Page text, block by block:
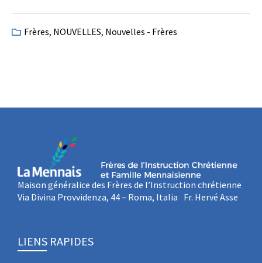
Frères, NOUVELLES, Nouvelles - Frères
Maison généralice des Frères de l’Instruction chrétienne
Via Divina Provvidenza, 44 – Roma, Italia Fr. Hervé Asse
LIENS RAPIDES